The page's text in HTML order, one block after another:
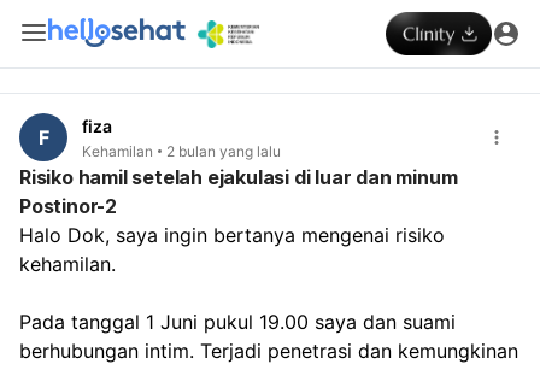
F fiza
Kehamilan 2 bulan yang lalu
Risiko hamil setelah ejakulasi di luar dan minum
Postinor-2
Halo Dok, saya ingin bertanya mengenai risiko
kehamilan.
Pada tanggal 1 Juni pukul 19.00 saya dan suami
berhubungan intim. Terjadi penetrasi dan kemungkinan